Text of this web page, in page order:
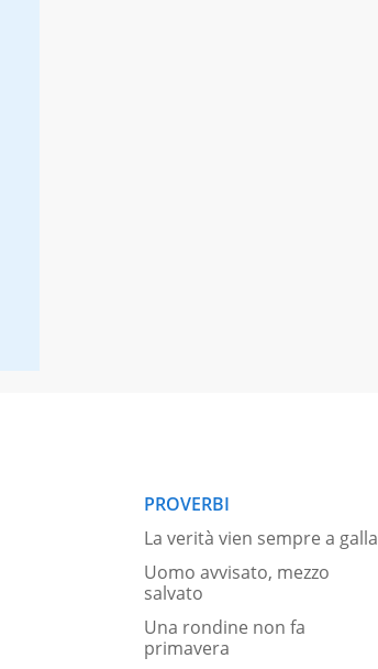
PROVERBI
La verità vien sempre a galla
Uomo avvisato, mezzo
salvato
Una rondine non fa
primavera